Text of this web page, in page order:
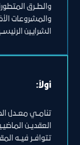
والطــرق
والمشروعات
الشرايين
أولاً:
تنامــي معــدل
العقديــن
تتوافــر فيــه